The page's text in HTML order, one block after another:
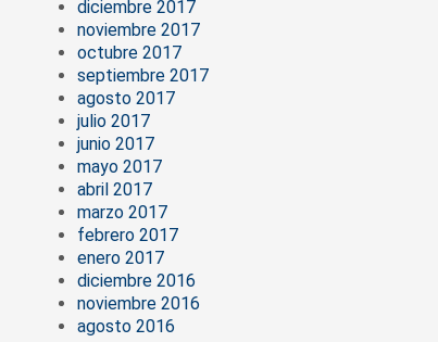
diciembre 2017
noviembre 2017
octubre 2017
septiembre 2017
agosto 2017
julio 2017
junio 2017
mayo 2017
abril 2017
marzo 2017
febrero 2017
enero 2017
diciembre 2016
noviembre 2016
agosto 2016